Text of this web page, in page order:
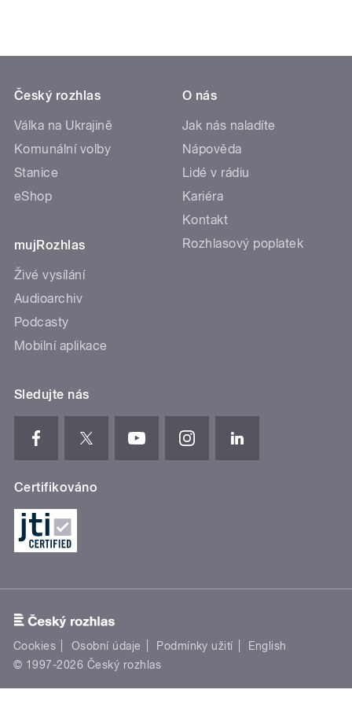
Český rozhlas
Válka na Ukrajině
Komunální volby
Stanice
eShop
mujRozhlas
Živé vysílání
Audioarchiv
Podcasty
Mobilní aplikace
O nás
Jak nás naladíte
Nápověda
Lidé v rádiu
Kariéra
Kontakt
Rozhlasový poplatek
Sledujte nás
Certifikováno
Cookies Osobní údaje Podmínky užití
English
© 1997-2026 Český rozhlas